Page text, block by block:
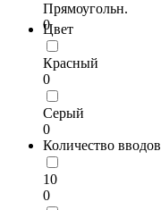
Прямоугольн.
0
Цвет
Красный
0
Серый
0
Количество вводов
10
0